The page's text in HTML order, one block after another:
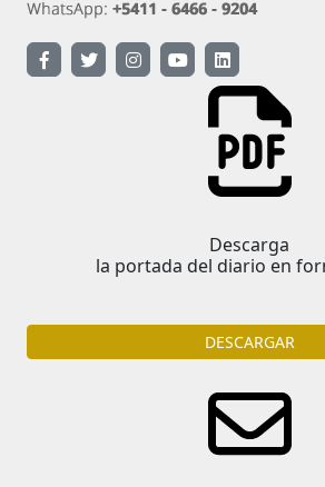
Descarga
la portada del diario en
DESCARGAR